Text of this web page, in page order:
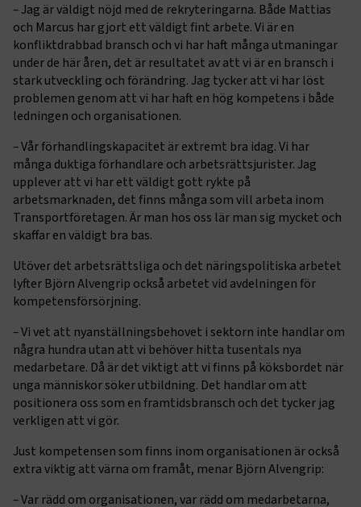
–Jag är väldigt nöjd med de rekryteringarna. Både Mattias
och Marcus har gjort ett väldigt fint arbete. Vi är en
konfliktdrabbad bransch och vi har haft många utmaningar
under de här åren, det är resultatet av att vi är en bransch i
stark utveckling och förändring. Jag tycker att vi har löst
problemen genom att vi har haft en hög kompetens i både
ledningen och organisationen.
–Vår förhandlingskapacitet är extremt bra idag. Vi har
många duktiga förhandlare och arbetsrättsjurister. Jag
upplever att vi har ett väldigt gott rykte på
arbetsmarknaden, det finns många som vill arbeta inom
Transportföretagen. Är man hos oss lär man sig mycket och
skaffar en väldigt bra bas.
Utöver det arbetsrättsliga och det näringspolitiska arbetet
lyfter Björn Alvengrip också arbetet vid avdelningen för
kompetensförsörjning.
–Vi vet att nyanställningsbehovet i sektorn inte handlar om
några hundra utan att vi behöver hitta tusentals nya
medarbetare. Då är det viktigt att vi finns på köksbordet när
unga människor söker utbildning. Det handlar om att
positionera oss som en framtidsbransch och det tycker jag
verkligen att vi gör.
Just kompetensen som finns inom organisationen är också
extra viktig att värna om framåt, menar Björn Alvengrip:
–Var rädd om organisationen, var rädd om medarbetarna,